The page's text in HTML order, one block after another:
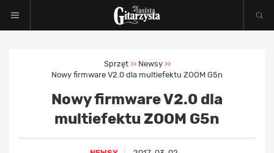
Sprzęt >> Newsy >>
Nowy firmware V2.0 dla multiefektu ZOOM G5n
Nowy firmware V2.0 dla
multiefektu ZOOM G5n